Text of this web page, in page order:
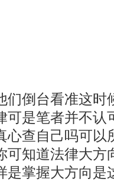
们倒台看准这时
可是笔者并不认
心查自己吗可以
可知道法律大方
是掌握大方向是